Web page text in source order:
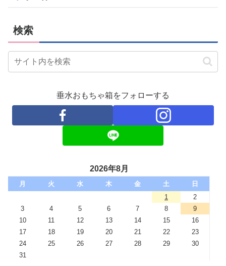
検索
垂水おもちゃ箱をフォローする
2026年8月
月 火 水 木 金 土
日
1
2
3
4 5 6 7 8
9
10
11 12 13 14 15
16
17
18 19 20 21 22
23
24
25 26 27 28 29
30
31